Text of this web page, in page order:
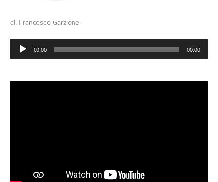
cl. Francesco Garzione
Audio
Player
00:00 00:00